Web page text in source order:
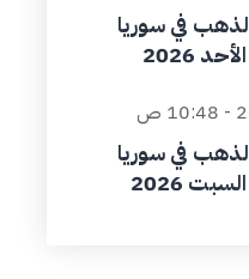
في سوريا
في سوريا